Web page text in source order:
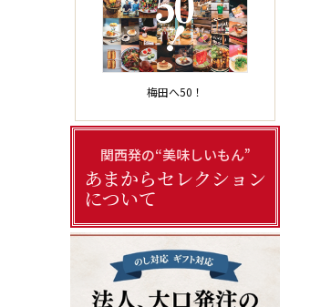
梅田へ50！
関西発の“美味しいもん”
あまからセレクション
について